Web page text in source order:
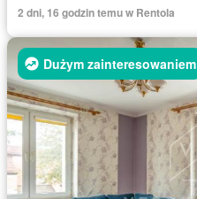
2 dni, 16 godzin temu w Rentola
Dużym zainteresowaniem